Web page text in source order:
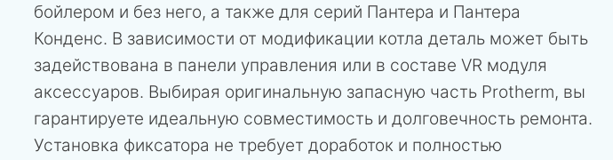
бойлером и без него, а также для серий Пантера и Пантера
Конденс. В зависимости от модификации котла деталь может быть
задействована в панели управления или в составе VR модуля
аксессуаров. Выбирая оригинальную запасную часть Protherm, вы
гарантируете идеальную совместимость и долговечность ремонта.
Установка фиксатора не требует доработок и полностью